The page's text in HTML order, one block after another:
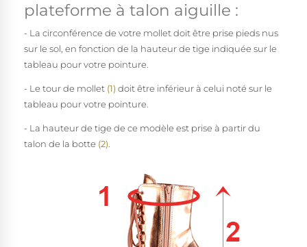
plateforme à talon aiguille :
- La circonférence de votre mollet doit être prise pieds nus
sur le sol, en fonction de la hauteur de tige indiquée sur le
tableau pour votre pointure.
- Le tour de mollet (1) doit être inférieur à celui noté sur le
tableau pour votre pointure.
- La hauteur de tige de ce modèle est prise à partir du
talon de la botte (2)